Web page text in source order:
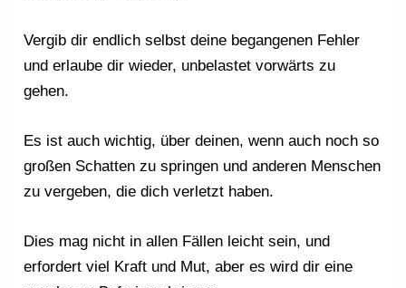
Vergib dir endlich selbst deine begangenen Fehler
und erlaube dir wieder, unbelastet vorwärts zu
gehen.
Es ist auch wichtig, über deinen, wenn auch noch so
großen Schatten zu springen und anderen Menschen
zu vergeben, die dich verletzt haben.
Dies mag nicht in allen Fällen leicht sein, und
erfordert viel Kraft und Mut, aber es wird dir eine